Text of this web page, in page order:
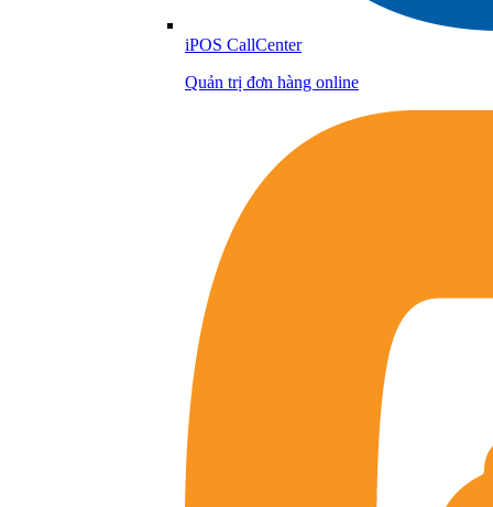
iPOS CallCenter
Quản trị đơn hàng online